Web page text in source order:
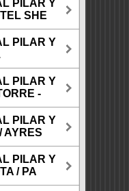
PILAR Y
SHE
PILAR Y
PILAR Y
-
PILAR Y
AYRES
PILAR Y
/ PA